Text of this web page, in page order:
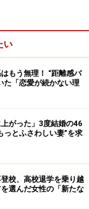
お見合いにパーティ
ンしたり紹介しても
」と語る。それで
た。
うあるべきでしょ
2歳年上の男性に出
もはいないこと、離
ました。彼は妻の
い
もう無理！ “距離感バ
た「恋愛が続かない理
上がった」3度結婚の46
っとふさわしい妻”を求
校、高校退学を乗り越
選んだ女性の「新たな